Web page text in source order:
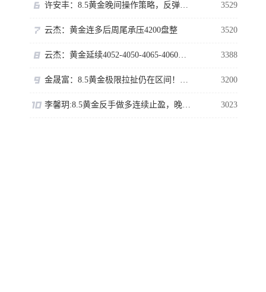
许安丰：8.5黄金晚间操作策略，反弹虽强切勿高位追多！ 3529
云杰：黄金连多后周尾承压4200盘整 3520
云杰：黄金延续4052-4050-4065-4060单向主多即可 3388
金晟富：8.5黄金极限拉扯仍在区间！ADP数据来袭黄金如何布局？ 3200
李馨玥:8.5黄金反手做多连续止盈，晚间回落再多勿追涨！ 3023